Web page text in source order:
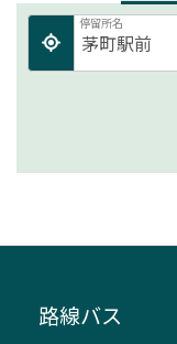
停留所名
路線バス